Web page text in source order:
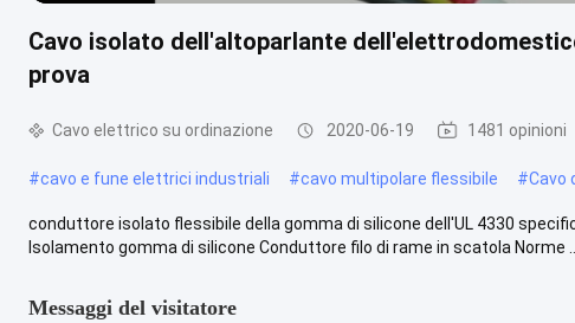
Cavo isolato dell'altoparlante
prova
Cavo elettrico su ordinazione 2020-06-19 1481 opinioni
#cavo e fune elettrici industriali #cavo multipolare flessibile #Cavo
conduttore isolato flessibile della gomma di silicone dell'UL 4330
Isolamento gomma di silicone Conduttore filo di rame in scatola Norme ....
Messaggi del visitatore